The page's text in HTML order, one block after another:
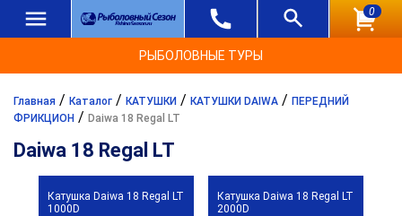
0
РЫБОЛОВНЫЕ ТУРЫ
Главная / Каталог / КАТУШКИ / КАТУШКИ DAIWA / ПЕРЕДНИЙ
ФРИКЦИОН / Daiwa 18 Regal LT
Daiwa 18 Regal LT
Катушка Daiwa 18 Regal LT
1000D
Катушка Daiwa 18 Regal LT
2000D